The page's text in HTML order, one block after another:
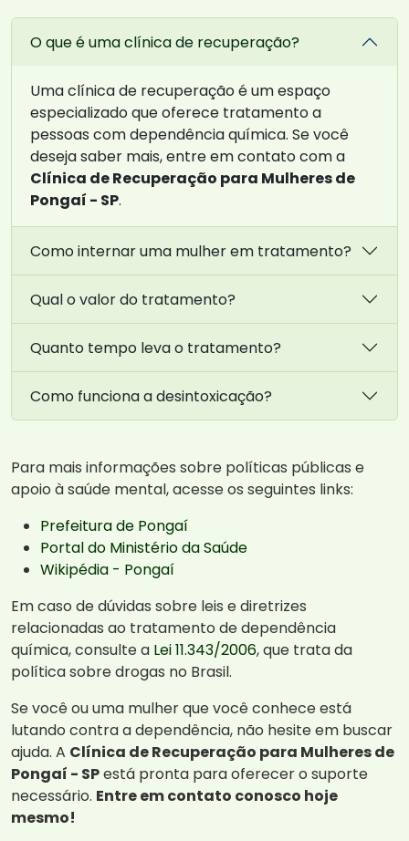
O que é uma clínica de recuperação?
Uma clínica de recuperação é um espaço
especializado que oferece tratamento a
pessoas com dependência química. Se você
deseja saber mais, entre em contato com a
Clínica de Recuperação para Mulheres de
Pongaí - SP.
Como internar uma mulher em tratamento?
Qual o valor do tratamento?
Quanto tempo leva o tratamento?
Como funciona a desintoxicação?
Para mais informações sobre políticas públicas e
apoio à saúde mental, acesse os seguintes links:
Prefeitura de Pongaí
Portal do Ministério da Saúde
Wikipédia - Pongaí
Em caso de dúvidas sobre leis e diretrizes
relacionadas ao tratamento de dependência
química, consulte a Lei 11.343/2006, que trata da
política sobre drogas no Brasil.
Se você ou uma mulher que você conhece está
lutando contra a dependência, não hesite em buscar
ajuda. A Clínica de Recuperação para Mulheres de
Pongaí - SPestá pronta para oferecer o suporte
necessário. Entre em contato conosco hoje
mesmo!